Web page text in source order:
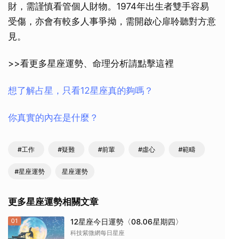
財，需謹慎看管個人財物。1974年出生者雙手容易
受傷，亦會有較多人事爭拗，需開啟心扉聆聽對方意
見。
>>看更多星座運勢、命理分析請點擊這裡
想了解占星，只看12星座真的夠嗎？
你真實的內在是什麼？
#工作 #疑難 #前輩 #虛心 #範疇
#星座運勢 星座運勢
更多星座運勢相關文章
01 12星座今日運勢〈08.06星期四〉
科技紫微網每日星座